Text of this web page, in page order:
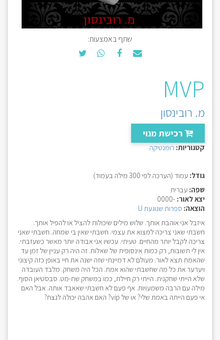
שתף באמצעות:
MVP
מ. רובינסון
רכישת מנוי
קטגוריות: רומנטיקה
גודל: עמוד (הערכה לפי 300 מילה בעמוד)
שפה: עברית
יצא לאור: -0000
הוצאה: ספרות שנוגעת U
איזבל אני אוהבת אותך. שלוש מילים שיכולות להציל או להפיל אותך.
חשבתי שאני צריכה למצוא את עצמי. חשבתי שאין בי שמחה. חשבתי שאני
צריכה לקבל יותר מהחיים. טעיתי. עכשיו אני אבודה יותר מאשר כשעזבתי.
אין לי תשובות, רק כמות אינסופית של שאלות. זה היה רק עניין של זמן עד
שהאמת תצא לאור. מעולם לא דמיינתי שזה ישנה את חיי באופן כזה קיצוני
ויערער את כל מה שחשבתי שהוא אמת. הכל היה משחק. מלבד העובדה
שלא הייתי שחקנית. הייתי רק חיילת, כמו במשחק שח-מט. סבסטיאן הסוף.
מילה עם הרבה משמעויות. אף פעם לא חשבתי שאאבד אותה. אבל האם
אי פעם הייתה באמת שלי? או של vip? האם אהבה יכולה לנצח?